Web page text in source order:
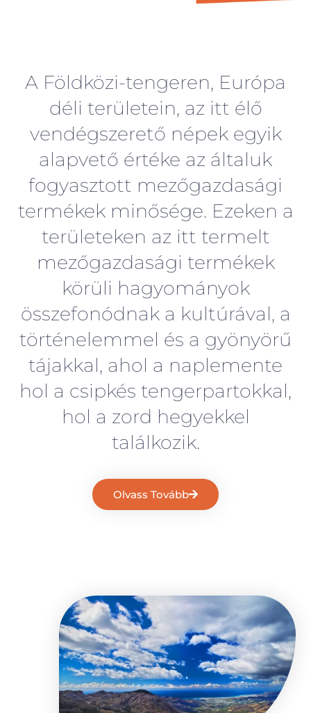
A Földközi-tengeren, Európa
déli területein, az itt élő
vendégszerető népek egyik
alapvető értéke az általuk
fogyasztott mezőgazdasági
termékek minősége. Ezeken a
területeken az itt termelt
mezőgazdasági termékek
körüli hagyományok
összefonódnak a kultúrával, a
történelemmel és a gyönyörű
tájakkal, ahol a naplemente
hol a csipkés tengerpartokkal,
hol a zord hegyekkel
találkozik.
Olvass Tovább